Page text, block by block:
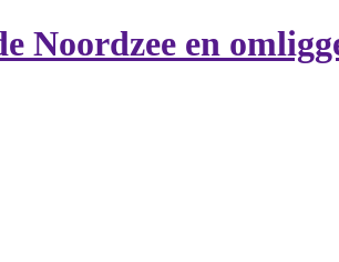
Noordzee en